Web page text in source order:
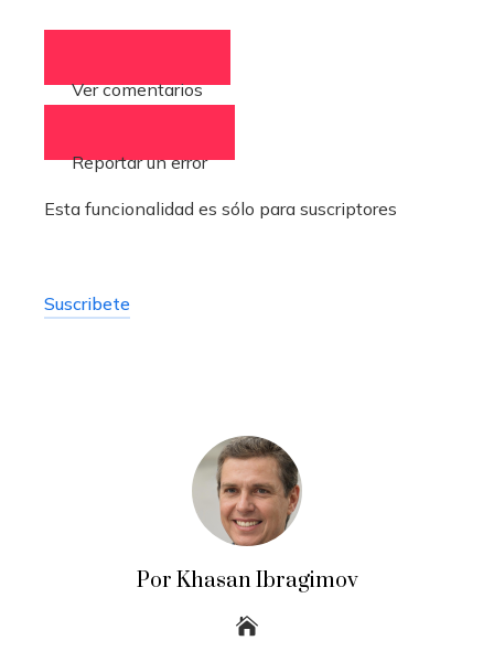
Ver comentarios
Reportar un error
Esta funcionalidad es sólo para suscriptores
Suscribete
Por Khasan Ibragimov